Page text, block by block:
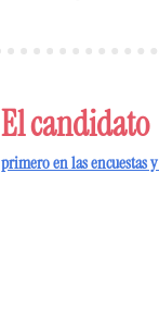
El candidato
primero en las encuestas